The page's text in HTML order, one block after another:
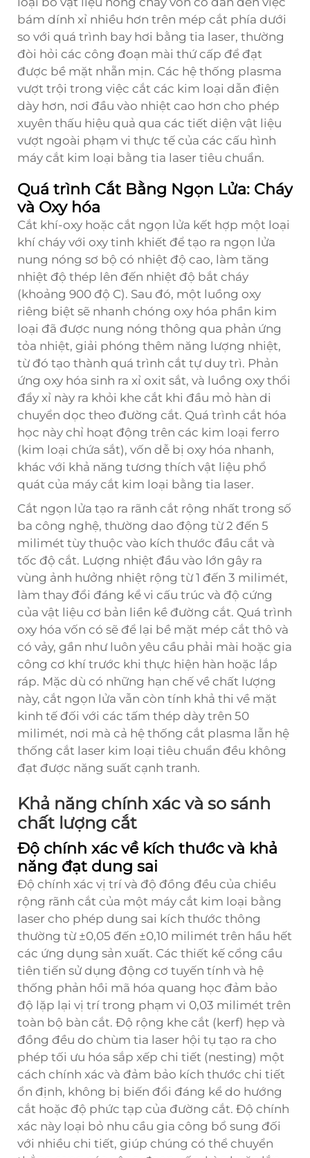
bám dính xỉ nhiều hơn trên mép cắt phía dưới
so với quá trình bay hơi bằng tia laser, thường
đòi hỏi các công đoạn mài thứ cấp để đạt
được bề mặt nhẵn mịn. Các hệ thống plasma
vượt trội trong việc cắt các kim loại dẫn điện
dày hơn, nơi đầu vào nhiệt cao hơn cho phép
xuyên thấu hiệu quả qua các tiết diện vật liệu
vượt ngoài phạm vi thực tế của các cấu hình
máy cắt kim loại bằng tia laser tiêu chuẩn.
Quá trình Cắt Bằng Ngọn Lửa: Cháy
và Oxy hóa
Cắt khí-oxy hoặc cắt ngọn lửa kết hợp một loại
khí cháy với oxy tinh khiết để tạo ra ngọn lửa
nung nóng sơ bộ có nhiệt độ cao, làm tăng
nhiệt độ thép lên đến nhiệt độ bắt cháy
(khoảng 900 độ C). Sau đó, một luồng oxy
riêng biệt sẽ nhanh chóng oxy hóa phần kim
loại đã được nung nóng thông qua phản ứng
tỏa nhiệt, giải phóng thêm năng lượng nhiệt,
từ đó tạo thành quá trình cắt tự duy trì. Phản
ứng oxy hóa sinh ra xỉ oxit sắt, và luồng oxy thổi
đẩy xỉ này ra khỏi khe cắt khi đầu mỏ hàn di
chuyển dọc theo đường cắt. Quá trình cắt hóa
học này chỉ hoạt động trên các kim loại ferro
(kim loại chứa sắt), vốn dễ bị oxy hóa nhanh,
khác với khả năng tương thích vật liệu phổ
quát của máy cắt kim loại bằng tia laser.
Cắt ngọn lửa tạo ra rãnh cắt rộng nhất trong số
ba công nghệ, thường dao động từ 2 đến 5
milimét tùy thuộc vào kích thước đầu cắt và
tốc độ cắt. Lượng nhiệt đầu vào lớn gây ra
vùng ảnh hưởng nhiệt rộng từ 1 đến 3 milimét,
làm thay đổi đáng kể vi cấu trúc và độ cứng
của vật liệu cơ bản liền kề đường cắt. Quá trình
oxy hóa vốn có sẽ để lại bề mặt mép cắt thô và
có vảy, gần như luôn yêu cầu phải mài hoặc gia
công cơ khí trước khi thực hiện hàn hoặc lắp
ráp. Mặc dù có những hạn chế về chất lượng
này, cắt ngọn lửa vẫn còn tính khả thi về mặt
kinh tế đối với các tấm thép dày trên 50
milimét, nơi mà cả hệ thống cắt plasma lẫn hệ
thống cắt laser kim loại tiêu chuẩn đều không
đạt được năng suất cạnh tranh.
Khả năng chính xác và so sánh
chất lượng cắt
Độ chính xác về kích thước và khả
năng đạt dung sai
Độ chính xác vị trí và độ đồng đều của chiều
rộng rãnh cắt của một máy cắt kim loại bằng
laser cho phép dung sai kích thước thông
thường từ ±0,05 đến ±0,10 milimét trên hầu hết
các ứng dụng sản xuất. Các thiết kế cổng cầu
tiên tiến sử dụng động cơ tuyến tính và hệ
thống phản hồi mã hóa quang học đảm bảo
độ lặp lại vị trí trong phạm vi 0,03 milimét trên
toàn bộ bàn cắt. Độ rộng khe cắt (kerf) hẹp và
đồng đều do chùm tia laser hội tụ tạo ra cho
phép tối ưu hóa sắp xếp chi tiết (nesting) một
cách chính xác và đảm bảo kích thước chi tiết
ổn định, không bị biến đổi đáng kể do hướng
cắt hoặc độ phức tạp của đường cắt. Độ chính
xác này loại bỏ nhu cầu gia công bổ sung đối
với nhiều chi tiết, giúp chúng có thể chuyển